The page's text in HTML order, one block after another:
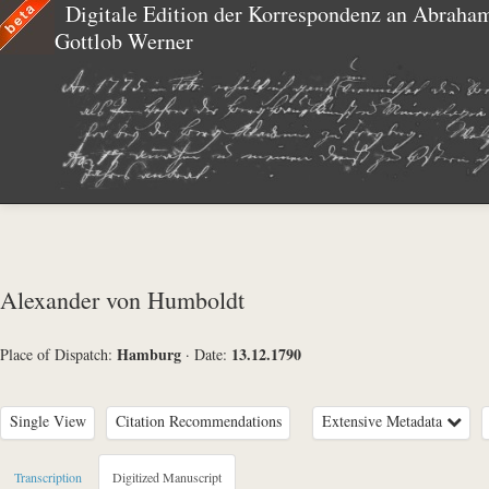
Digitale Edition der Korrespondenz an
Gottlob Werner
Alexander von Humboldt
Place of Dispatch: Hamburg · Date: 13.12.1790
Single View Citation Recommendations Extensive Metadata
Metadata Concerning Header
Transcription Digitized Manuscript